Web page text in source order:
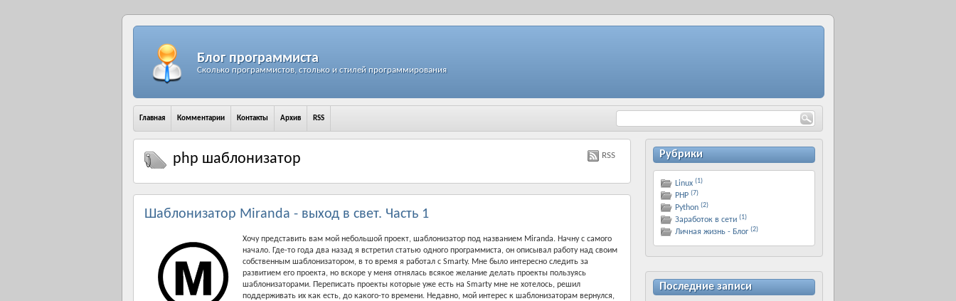
Блог программиста
Сколько программистов, столько и стилей программирования
Главная Комментарии Контакты Архив RSS
RSS
php шаблонизатор
Шаблонизатор Miranda - выход в свет. Часть 1
Хочу представить вам мой небольшой проект, шаблонизатор под названием Miranda. Начну с самого
начало. Где-то года два назад я встретил статью одного программиста, он описывал работу над своим
собственным шаблонизатором, в то время я работал с Smarty. Мне было интересно следить за
развитием его проекта, но вскоре у меня отнялась всякое желание делать проекты пользуясь
шаблонизаторами. Переписать проекты которые уже есть на Smarty мне не хотелось, решил
поддерживать их как есть, до какого-то времени. Недавно, мой интерес к шаблонизаторам вернулся,
Рубрики
Linux (1)
PHP (7)
Python (2)
Заработок в сети (1)
Личная жизнь - Блог (2)
Последние записи